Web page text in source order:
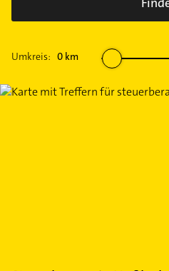
Umkreis: 0 km